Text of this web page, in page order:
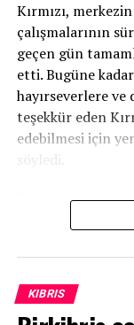
Kırmızı,
çalışmalarının
geçen gün
etti. Bugüne
hayırseverlere
teşekkür eden
edebilmesi için
söyledi.
Özellikle tuğla
malzemelerinin
ülkenin geleceğine
geldiğini kaydetti.
KIBRIS